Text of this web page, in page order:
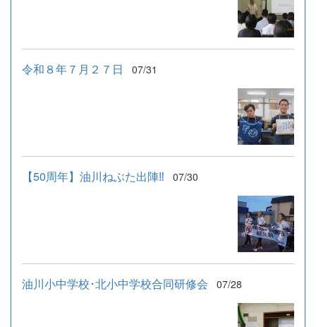
令和８年７月２７日 07/31
【50周年】油川ねぶた出陣‼ 07/30
油川小中学校･北小中学校合同研修会 07/28